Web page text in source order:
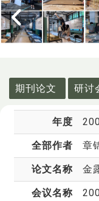
期刊论文
研讨
年度
全部作者 章
论文名称 金
会议名称